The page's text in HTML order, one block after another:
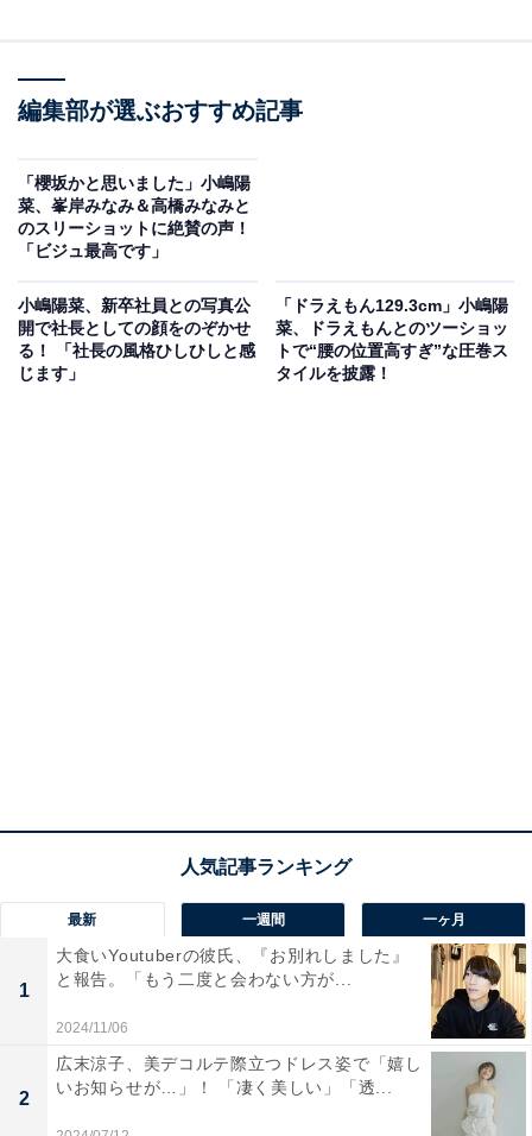
編集部が選ぶおすすめ記事
「櫻坂かと思いました」小嶋陽
菜、峯岸みなみ＆高橋みなみと
のスリーショットに絶賛の声！
「ビジュ最高です」
小嶋陽菜、新卒社員との写真公
開で社長としての顔をのぞかせ
る！ 「社長の風格ひしひしと感
じます」
「ドラえもん129.3cm」小嶋陽
菜、ドラえもんとのツーショッ
トで“腰の位置高すぎ”な圧巻ス
タイルを披露！
最新 一週間 一ヶ月
1
大食いYoutuberの彼氏、『お別れしました』
と報告。「もう二度と会わない方が...
2024/11/06
2
広末涼子、美デコルテ際立つドレス姿で「嬉し
いお知らせが…」！ 「凄く美しい」「透...